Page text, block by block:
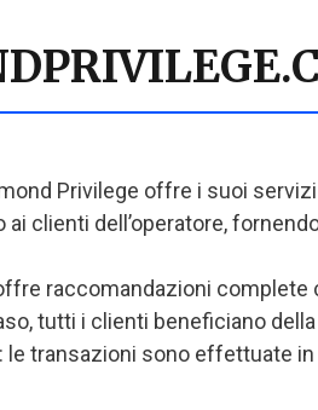
Privilege offre i suoi
ai clienti dell’operatore,
raccomandazioni
tutti i clienti beneficiano
le transazioni sono effettuate